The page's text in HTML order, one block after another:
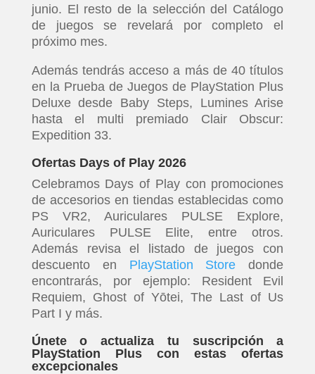
junio. El resto de la selección del Catálogo
de juegos se revelará por completo el
próximo mes.
Además tendrás acceso a más de 40 títulos
en la Prueba de Juegos de PlayStation Plus
Deluxe desde Baby Steps, Lumines Arise
hasta el multi premiado Clair Obscur:
Expedition 33.
Ofertas Days of Play 2026
Celebramos Days of Play con promociones
de accesorios en tiendas establecidas como
PS VR2, Auriculares PULSE Explore,
Auriculares PULSE Elite, entre otros.
Además revisa el listado de juegos con
descuento en PlayStation Store donde
encontrarás, por ejemplo: Resident Evil
Requiem, Ghost of Yōtei, The Last of Us
Part I y más.
Únete o actualiza tu suscripción a
PlayStation Plus con estas ofertas
excepcionales